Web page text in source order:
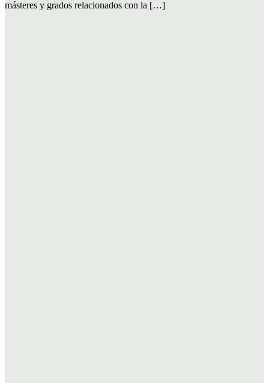
másteres y grados relacionados con la […]